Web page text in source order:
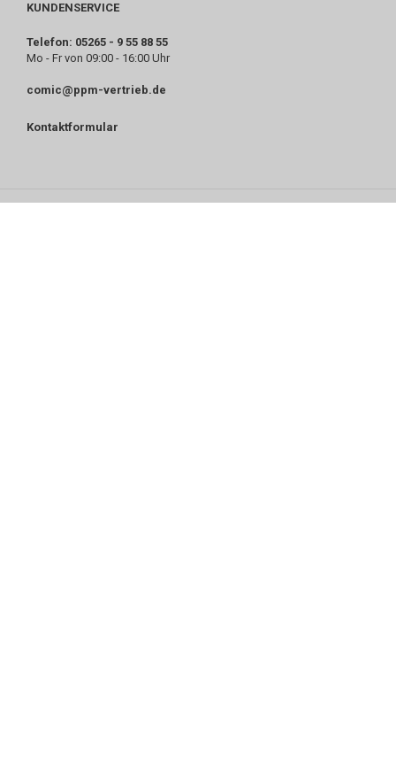
KUNDENSERVICE
Telefon: 05265 - 9 55 88 55
Mo - Fr von 09:00 - 16:00 Uhr
comic@ppm-vertrieb.de
Kontaktformular